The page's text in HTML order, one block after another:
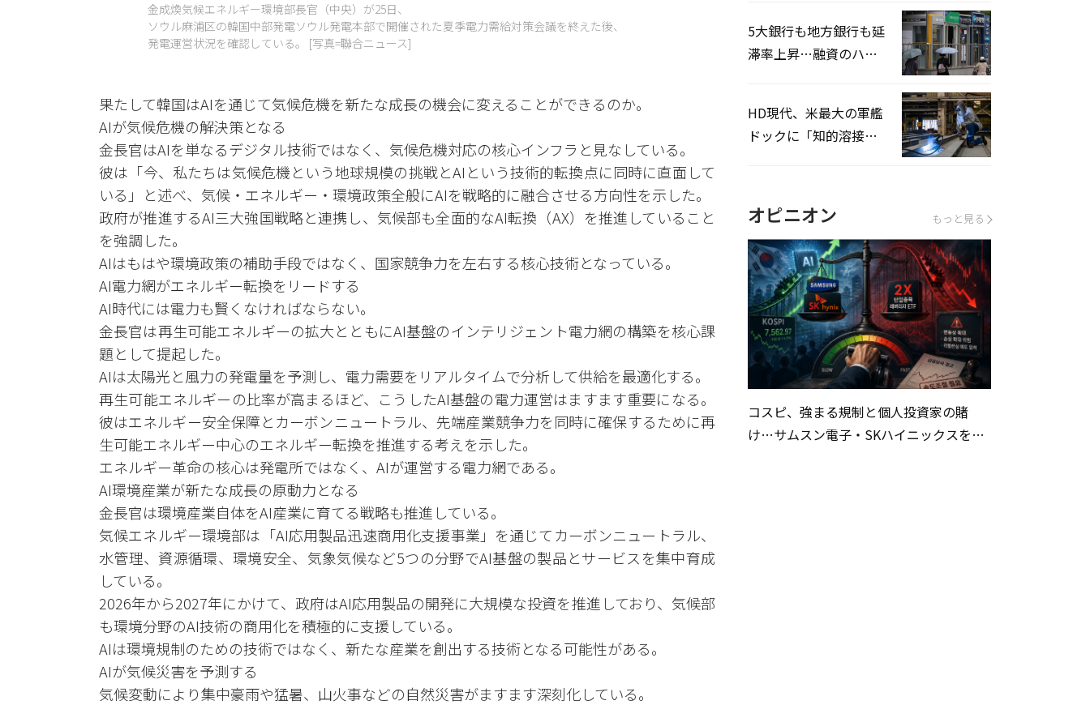
金成煥気候エネルギー環境部長官（中央）が25日、
ソウル麻浦区の韓国中部発電ソウル発電本部で開催された夏季電力需給対策会議を終えた後、
発電運営状況を確認している。 [写真=聯合ニュース]
果たして韓国はAIを通じて気候危機を新たな成長の機会に変えることができるのか。
AIが気候危機の解決策となる
金長官はAIを単なるデジタル技術ではなく、気候危機対応の核心インフラと見なしている。
彼は「今、私たちは気候危機という地球規模の挑戦とAIという技術的転換点に同時に直面して
いる」と述べ、気候・エネルギー・環境政策全般にAIを戦略的に融合させる方向性を示した。
政府が推進するAI三大強国戦略と連携し、気候部も全面的なAI転換（AX）を推進していること
を強調した。
AIはもはや環境政策の補助手段ではなく、国家競争力を左右する核心技術となっている。
AI電力網がエネルギー転換をリードする
AI時代には電力も賢くなければならない。
金長官は再生可能エネルギーの拡大とともにAI基盤のインテリジェント電力網の構築を核心課
題として提起した。
AIは太陽光と風力の発電量を予測し、電力需要をリアルタイムで分析して供給を最適化する。
再生可能エネルギーの比率が高まるほど、こうしたAI基盤の電力運営はますます重要になる。
彼はエネルギー安全保障とカーボンニュートラル、先端産業競争力を同時に確保するために再
生可能エネルギー中心のエネルギー転換を推進する考えを示した。
エネルギー革命の核心は発電所ではなく、AIが運営する電力網である。
AI環境産業が新たな成長の原動力となる
金長官は環境産業自体をAI産業に育てる戦略も推進している。
気候エネルギー環境部は「AI応用製品迅速商用化支援事業」を通じてカーボンニュートラル、
水管理、資源循環、環境安全、気象気候など5つの分野でAI基盤の製品とサービスを集中育成
している。
2026年から2027年にかけて、政府はAI応用製品の開発に大規模な投資を推進しており、気候部
も環境分野のAI技術の商用化を積極的に支援している。
AIは環境規制のための技術ではなく、新たな産業を創出する技術となる可能性がある。
AIが気候災害を予測する
気候変動により集中豪雨や猛暑、山火事などの自然災害がますます深刻化している。
5大銀行も地方銀行も延
滞率上昇…融資のハー
HD現代、米最大の軍艦
ドックに「知的溶接」
オピニオン もっと見る
コスピ、強まる規制と個人投資家の賭
け…サムスン電子・SKハイニックスを巡